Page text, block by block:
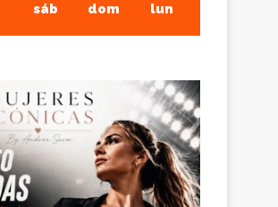
sáb dom lun